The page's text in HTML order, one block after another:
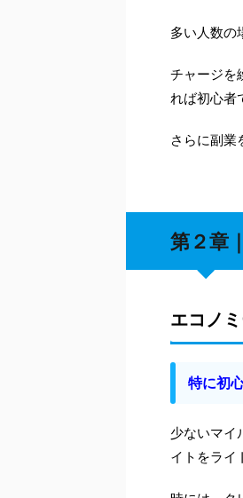
多い人数の
チャージを
れば初心者
さらに副業
第２章
エコノ
特に初
少ないマイ
イトをライ